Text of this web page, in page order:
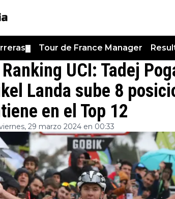
Tour de France Manager
UCI: Tadej
Landa sube 8
en el Top 12
29 marzo 2024 en 00:33